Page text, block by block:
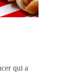
qui a